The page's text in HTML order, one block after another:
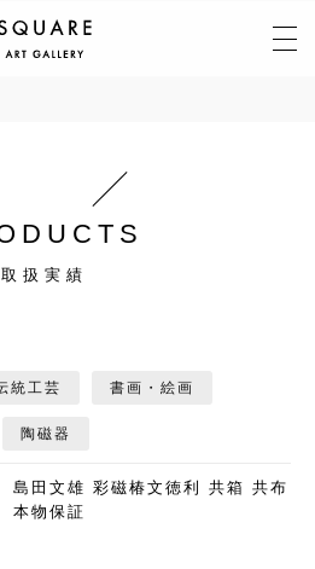
統工芸 書画・絵画
陶磁器
島田文雄 彩磁椿文徳利 共箱 共布
本物保証